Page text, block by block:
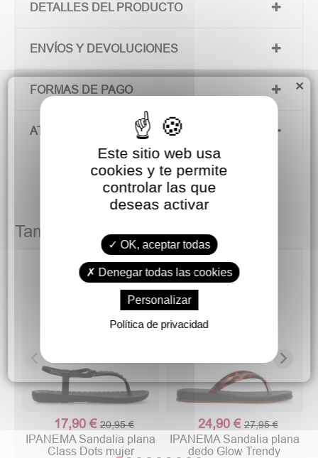
DETALLES DEL PRODUCTO
ENVÍOS Y DEVOLUCIONES
FORMAS DE PAGO
ATENCIÓN AL CLIENTE
También podría gustarte
17,90 €20,95 €
IPANEMA Sandalia plana
Class Dots mujer
24,90 € 27,95 €
IPANEMA Sandalia plana
dedo Glow Trendy
×
Este sitio web usa
cookies y te permite
controlar las que
deseas activar
OK, aceptar todas
Denegar todas las cookies
Personalizar
Política de privacidad